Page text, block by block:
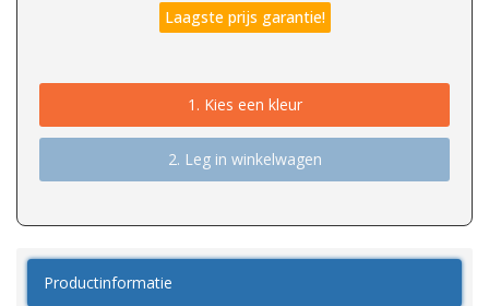
Laagste prijs garantie!
1. Kies een kleur
2. Leg in winkelwagen
Productinformatie